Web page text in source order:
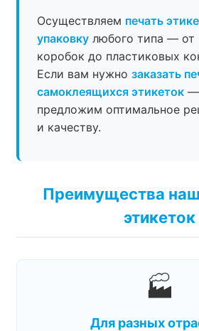
Осуществляем печать
упаковку любого типа — от
коробок до пластиковых
Если вам нужно заказать
самоклеящихся этикеток —
предложим оптимальное
и качеству.
Преимущества
этикеток
🏭
Для разных